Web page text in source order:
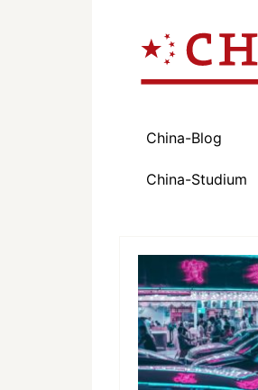
China-Blog
China-Studium